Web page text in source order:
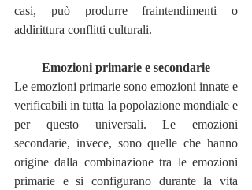
casi, può produrre fraintendimenti o
addirittura conflitti culturali.
Emozioni primarie e secondarie
Le emozioni primarie sono emozioni innate e
verificabili in tutta la popolazione mondiale e
per questo universali. Le emozioni
secondarie, invece, sono quelle che hanno
origine dalla combinazione tra le emozioni
primarie e si configurano durante la vita